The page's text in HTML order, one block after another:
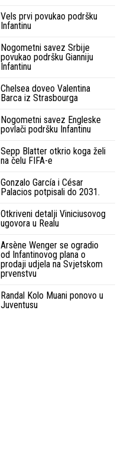
Vels prvi povukao podršku
Infantinu
Nogometni savez Srbije
povukao podršku Gianniju
Infantinu
Chelsea doveo Valentina
Barca iz Strasbourga
Nogometni savez Engleske
povlači podršku Infantinu
Sepp Blatter otkrio koga želi
na čelu FIFA-e
Gonzalo García i César
Palacios potpisali do 2031.
Otkriveni detalji Viniciusovog
ugovora u Realu
Arsène Wenger se ogradio
od Infantinovog plana o
prodaji udjela na Svjetskom
prvenstvu
Randal Kolo Muani ponovo u
Juventusu